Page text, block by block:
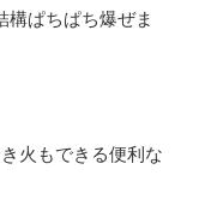
構ぱちぱち爆ぜま
火もできる便利な